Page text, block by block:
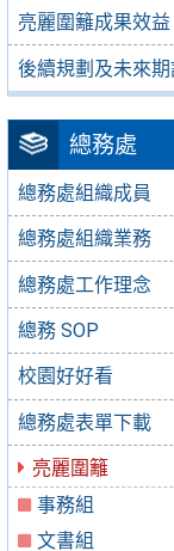
亮麗圍籬成果效益
後續規劃及未來
總務處
總務處組織成員
總務處組織業務
總務處工作理念
總務 SOP
校園好好看
總務處表單下載
亮麗圍籬
事務組
文書組